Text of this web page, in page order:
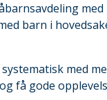
barn i
med
få gode